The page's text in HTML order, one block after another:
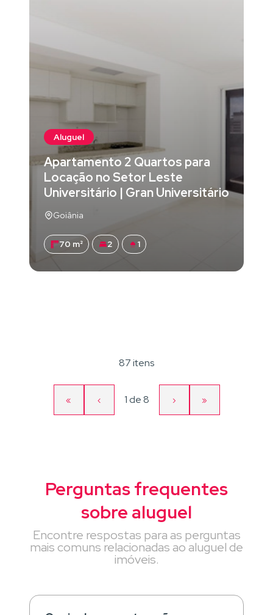
Aluguel
Apartamento 2 Quartos para
Locação no Setor Leste
Universitário | Gran Universitário
Goiânia
70 m² 2 1
87 itens
Primeira
«
Página
‹ Página
1 de8
Próxima
›
Última
»
Perguntas frequentes
sobre aluguel
Encontre respostas para as perguntas
mais comuns relacionadas ao aluguel de
imóveis.